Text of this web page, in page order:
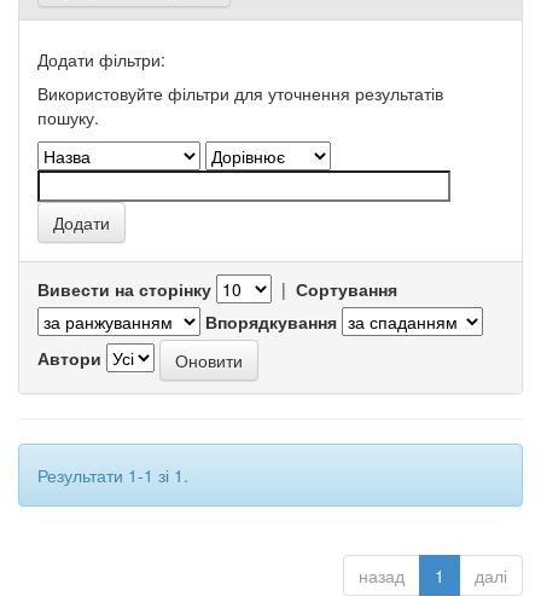
Додати фільтри:
Використовуйте фільтри для уточнення результатів
пошуку.
Вивести на сторінку | Сортування
Впорядкування
Автори
Результати 1-1 зі 1.
назад 1 далі